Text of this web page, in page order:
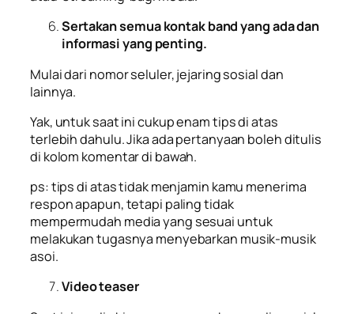
Sertakan semua kontak band yang ada dan
informasi yang penting.
Mulai dari nomor seluler, jejaring sosial dan
lainnya.
Yak, untuk saat ini cukup enam tips di atas
terlebih dahulu. Jika ada pertanyaan boleh ditulis
di kolom komentar di bawah.
ps: tips di atas tidak menjamin kamu menerima
respon apapun, tetapi paling tidak
mempermudah media yang sesuai untuk
melakukan tugasnya menyebarkan musik-musik
asoi.
Video teaser